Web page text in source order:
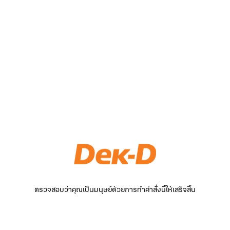
ตรวจสอบว่าคุณเป็นมนุษย์ด้วยการทำคำสั่งนี้ให้เสร็จสิ้น